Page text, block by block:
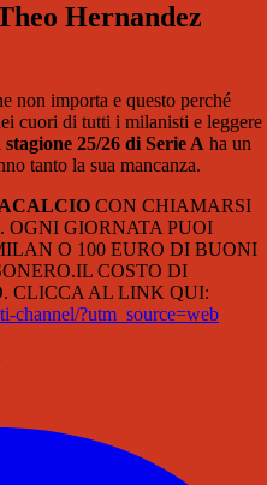
Hernandez
non importa e questo perché
cuori di tutti i milanisti e leggere
25/26 di Serie A ha un
tanto la sua mancanza.
CON CHIAMARSI
OGNI GIORNATA PUOI
O 100 EURO DI BUONI
COSTO DI
CLICCA AL LINK QUI:
channel/?utm_source=web